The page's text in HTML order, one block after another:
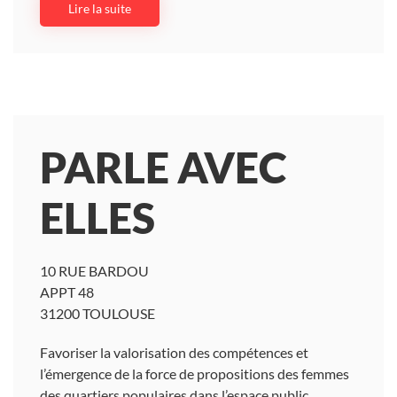
Lire la suite
PARLE AVEC
ELLES
10 RUE BARDOU
APPT 48
31200 TOULOUSE
Favoriser la valorisation des compétences et
l’émergence de la force de propositions des femmes